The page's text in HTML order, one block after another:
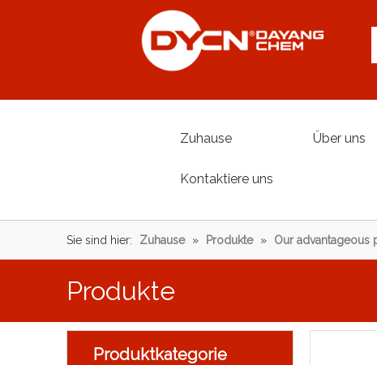
Zuhause Über uns
Kontaktiere uns
Sie sind hier: Zuhause » Produkte » Our advantageous
Produkte
Produktkategorie